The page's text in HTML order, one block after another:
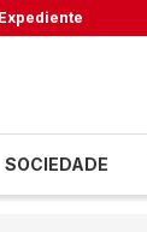
SOCIEDADE